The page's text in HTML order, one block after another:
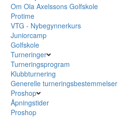
Om Ola Axelssons Golfskole
Protime
VTG - Nybegynnerkurs
Juniorcamp
Golfskole
Turneringer
Turneringsprogram
Klubbturnering
Generelle turneringsbestemmelser
Proshop
Åpningstider
Proshop